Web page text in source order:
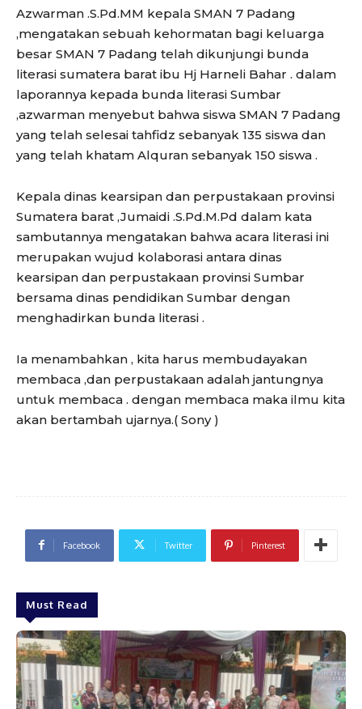
Azwarman .S.Pd.MM kepala SMAN 7 Padang
,mengatakan sebuah kehormatan bagi keluarga
besar SMAN 7 Padang telah dikunjungi bunda
literasi sumatera barat ibu Hj Harneli Bahar . dalam
laporannya kepada bunda literasi Sumbar
,azwarman menyebut bahwa siswa SMAN 7 Padang
yang telah selesai tahfidz sebanyak 135 siswa dan
yang telah khatam Alquran sebanyak 150 siswa .
Kepala dinas kearsipan dan perpustakaan provinsi
Sumatera barat ,Jumaidi .S.Pd.M.Pd dalam kata
sambutannya mengatakan bahwa acara literasi ini
merupakan wujud kolaborasi antara dinas
kearsipan dan perpustakaan provinsi Sumbar
bersama dinas pendidikan Sumbar dengan
menghadirkan bunda literasi .
Ia menambahkan , kita harus membudayakan
membaca ,dan perpustakaan adalah jantungnya
untuk membaca . dengan membaca maka ilmu kita
akan bertambah ujarnya.( Sony )
Facebook Twitter Pinterest
Must Read